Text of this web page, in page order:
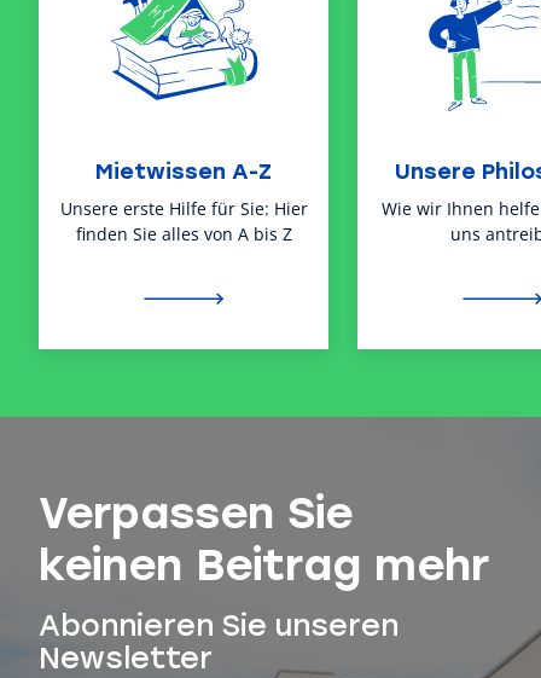
Mietwissen A-Z
Unsere erste Hilfe für Sie: Hier
finden Sie alles von A bis Z
Unsere
Wie wir Ihnen
uns
Verpassen Sie
keinen Beitrag mehr
Abonnieren Sie unseren
Newsletter